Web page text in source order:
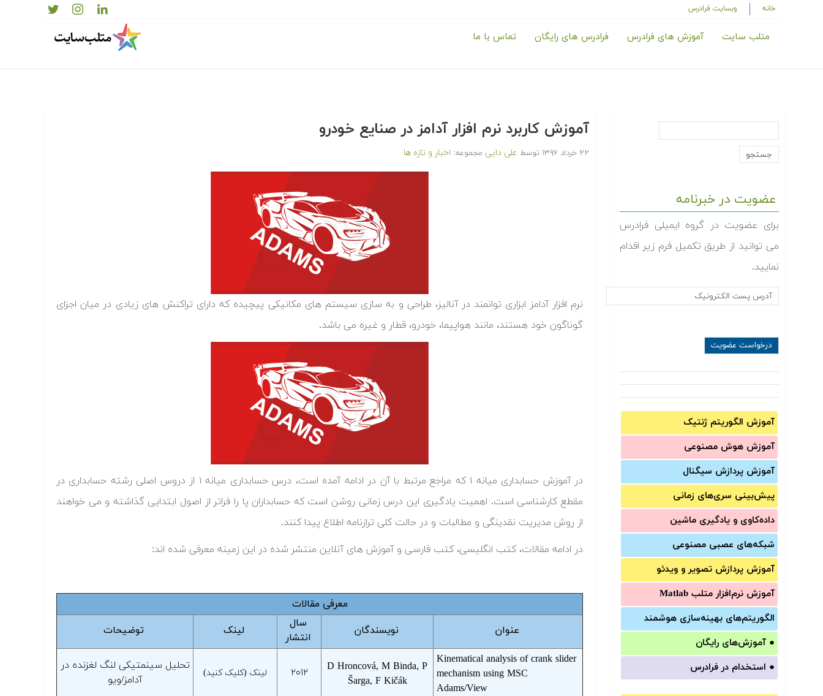
خانه وبسایت فرادرس
متلب سایت آموزش های فرادرس فرادرس های رایگان تماس با ما
عضویت در خبرنامه
برای عضویت در گروه ایمیلی فرادرس
می توانید از طریق تکمیل فرم زیر اقدام
نمایید.
آموزش الگوریتم ژنتیک
آموزش‌ هوش مصنوعی
آموزش‌ پردازش سیگنال
پیش‌‌بینی سری‌‌های زمانی
داده‌کاوی و یادگیری ماشین
شبکه‌های عصبی مصنوعی
آموزش‌ پردازش تصویر و ویدئو
آموزش‌ نرم‌افزار متلب Matlab
الگوریتم‌های بهینه‌سازی هوشمند
● آموزش‌های رایگان
● استخدام در فرادرس
آموزش کاربرد نرم افزار آدامز در صنایع خودرو
۲۲ خرداد ۱۳۹۶ توسط علی دایی مجموعه: اخبار و تازه ها
نرم افزار آدامز ابزاری توانمند در آنالیز، طراحی و به سازی سیستم های مکانیکی پیچیده که دارای تراکنش های زیادی در میان اجزای
گوناگون خود هستند، مانند هواپیما، خودرو، قطار و غیره می باشد.
در آموزش حسابداری میانه ۱ که مراجع مرتبط با آن در ادامه آمده است، درس حسابداری میانه ۱ از دروس اصلی رشته حسابداری در
مقطع کارشناسی است. اهمیت یادگیری این درس زمانی روشن است که حسابداران پا را فراتر از اصول ابتدایی گذاشته و می خواهند
از روش مدیریت نقدینگی و مطالبات و در حالت کلی ترازنامه اطلاع پیدا کنند.
در ادامه مقالات، کتب انگلیسی، کتب فارسی و آموزش های آنلاین منتشر شده در این زمینه معرفی شده اند:
معرفی مقالات
عنوان
نویسندگان
سال
انتشار
لینک توضیحات
Kinematical analysis of crank slider
mechanism using MSC
Adams/View
D Hroncová, M Binda, P
Šarga, F Kičák
۲۰۱۲ لینک (کلیک کنید)
تحلیل سینمتیکی لنگ لغزنده در
آدامز/ویو